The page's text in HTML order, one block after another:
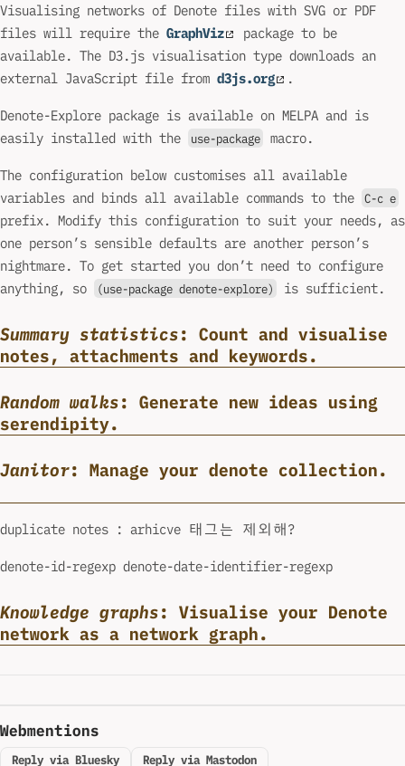
Visualising networks of Denote files with SVG or PDF
files will require the GraphViz
package to be
available. The D3.js visualisation type downloads an
external JavaScript file from d3js.org .
Denote-Explore package is available on MELPA and is
easily installed with the
use-package macro.
The configuration below customises all available
variables and binds all available commands to the
C-c e
prefix. Modify this configuration to suit your needs, as
one person’s sensible defaults are another person’s
nightmare. To get started you don’t need to configure
anything, so
(use-package denote-explore) is sufficient.
Summary statistics: Count and visualise
notes, attachments and keywords.
Random walks: Generate new ideas using
serendipity.
Janitor: Manage your denote collection.
duplicate notes : arhicve 태그는 제외해?
denote-id-regexp denote-date-identifier-regexp
Knowledge graphs: Visualise your Denote
network as a network graph.
Webmentions
Reply via Bluesky Reply via Mastodon